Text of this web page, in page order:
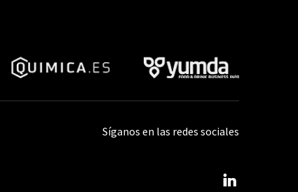
Síganos en las redes sociales